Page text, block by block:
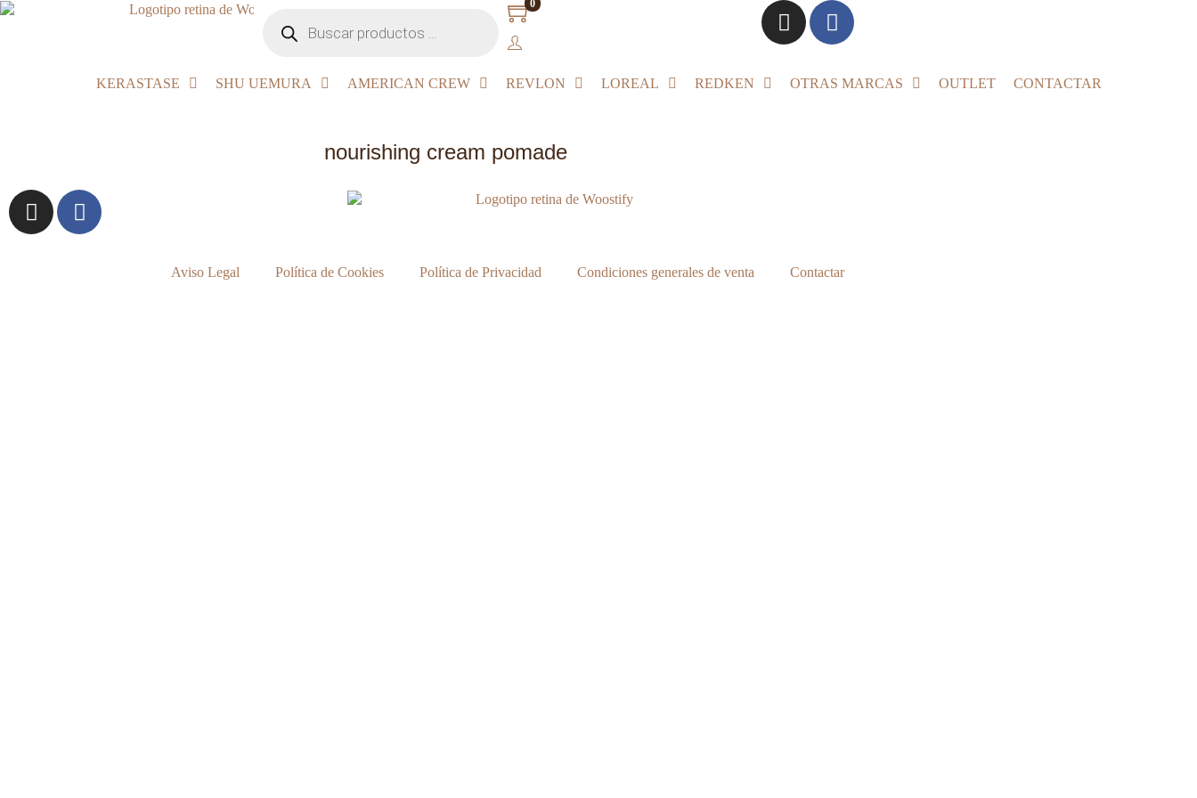
0
KERASTASE SHU UEMURA AMERICAN CREW REVLON LOREAL REDKEN OTRAS MARCAS OUTLET CONTACTAR
nourishing cream pomade
Aviso Legal Política de Cookies Política de Privacidad Condiciones generales de venta Contactar